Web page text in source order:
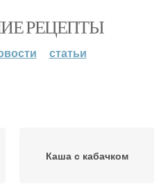
РЕЦЕПТЫ
статьи
Каша с кабачком